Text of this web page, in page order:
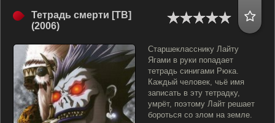
Тетрадь смерти [ТВ]
(2006)
Старшекласснику Лайту
Ягами в руки попадает
тетрадь синигами Рюка.
Каждый человек, чьё имя
записать в эту тетрадку,
умрёт, поэтому Лайт решает
бороться со злом на земле.